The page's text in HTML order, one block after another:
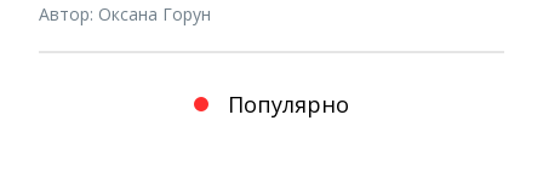
Автор: Оксана Горун
Популярно